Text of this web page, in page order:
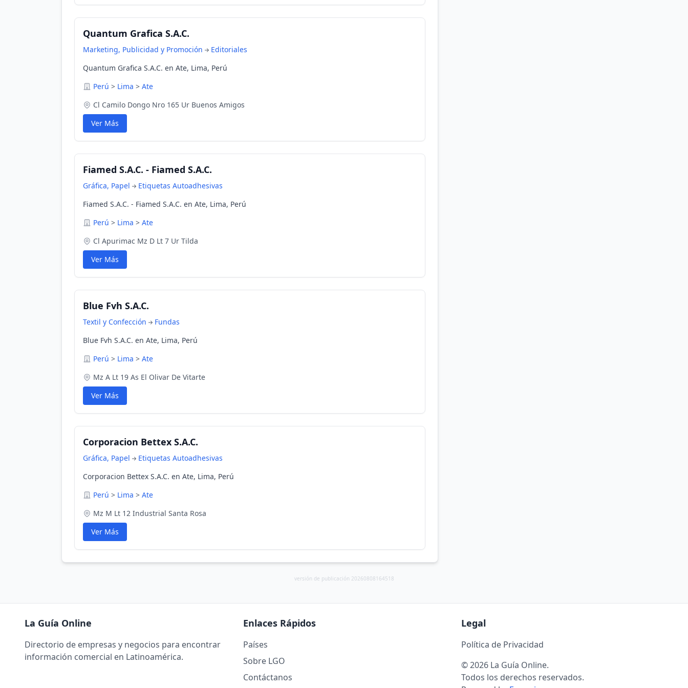
Quantum Grafica S.A.C.
Marketing, Publicidad y Promoción
Editoriales
Quantum Grafica S.A.C. en Ate, Lima, Perú
Perú > Lima > Ate
Cl Camilo Dongo Nro 165 Ur Buenos Amigos
Ver Más
Fiamed S.A.C. - Fiamed S.A.C.
Gráfica, Papel
Etiquetas Autoadhesivas
Fiamed S.A.C. - Fiamed S.A.C. en Ate, Lima, Perú
Perú > Lima > Ate
Cl Apurimac Mz D Lt 7 Ur Tilda
Ver Más
Blue Fvh S.A.C.
Textil y Confección
Fundas
Blue Fvh S.A.C. en Ate, Lima, Perú
Perú > Lima > Ate
Mz A Lt 19 As El Olivar De Vitarte
Ver Más
Corporacion Bettex S.A.C.
Gráfica, Papel
Etiquetas Autoadhesivas
Corporacion Bettex S.A.C. en Ate, Lima, Perú
Perú > Lima > Ate
Mz M Lt 12 Industrial Santa Rosa
Ver Más
versión de publicación 20260808164518
La Guía Online
Directorio de empresas y negocios para encontrar
información comercial en Latinoamérica.
Enlaces Rápidos
Países
Sobre LGO
Contáctanos
Legal
Política de Privacidad
© 2026 La Guía Online.
Todos los derechos reservados.